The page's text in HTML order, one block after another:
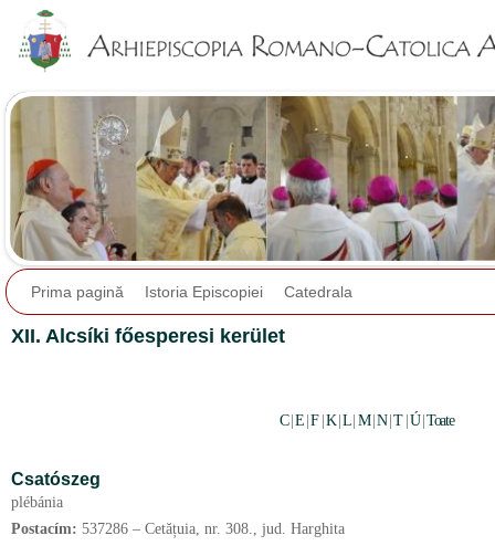
Prima pagină Istoria Episcopiei Catedrala
XII. Alcsíki főesperesi kerület
C E |F K |L M |N |T Ú |Toate
Csatószeg
plébánia
Postacím: 537286 – Cetățuia, nr. 308., jud. Harghita